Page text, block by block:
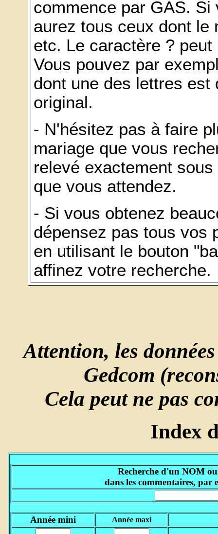
commence par GAS.
aurez tous ceux dont le
etc. Le caractère ?
Vous pouvez par
dont une des lettres
original.
- N'hésitez pas à faire
mariage que vous
relevé exactement
que vous attendez.
- Si vous obtenez
dépensez pas tous vos
en utilisant le bouton
affinez votre recherche.
Attention, les
Gedcom
Cela peut ne pas
Index
Recherche d'un NOM
dans les commentaires, par
Année mini Année maxi